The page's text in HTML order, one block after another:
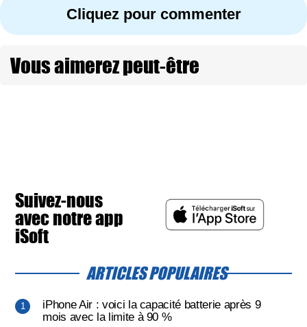
Cliquez pour commenter
Vous aimerez peut-être
Suivez-nous
avec notre app
iSoft
ARTICLES POPULAIRES
iPhone Air : voici la capacité batterie après 9
mois avec la limite à 90 %